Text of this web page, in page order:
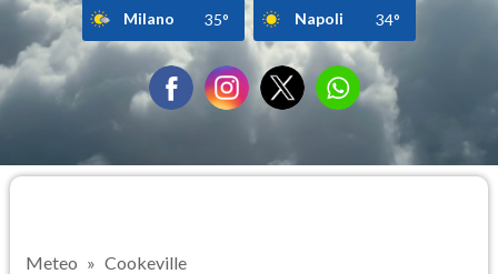
Milano 35° Napoli 34°
Meteo Cookeville